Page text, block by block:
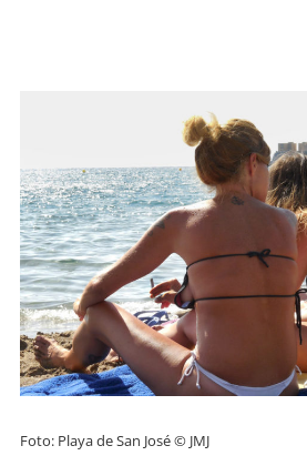
Foto: Playa de San José © JMJ